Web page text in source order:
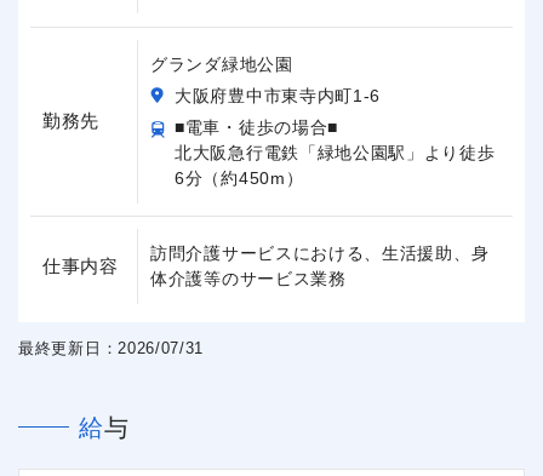
勤務先
グランダ緑地公園
大阪府豊中市東寺内町1-6
■電車・徒歩の場合■
北大阪急行電鉄「緑地公園駅」より徒歩
6分（約450m）
仕事内容
訪問介護サービスにおける、生活援助、身
体介護等のサービス業務
最終更新日：2026/07/31
給与